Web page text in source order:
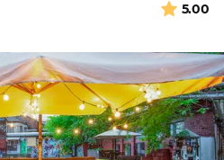
5.00